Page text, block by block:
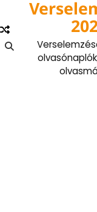
content